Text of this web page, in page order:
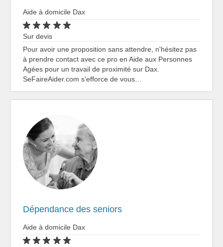
Aide à domicile Dax
Sur devis
Pour avoir une proposition sans attendre, n'hésitez pas
à prendre contact avec ce pro en Aide aux Personnes
Agées pour un travail de proximité sur Dax.
SeFaireAider.com s'efforce de vous…
Dépendance des seniors
Aide à domicile Dax